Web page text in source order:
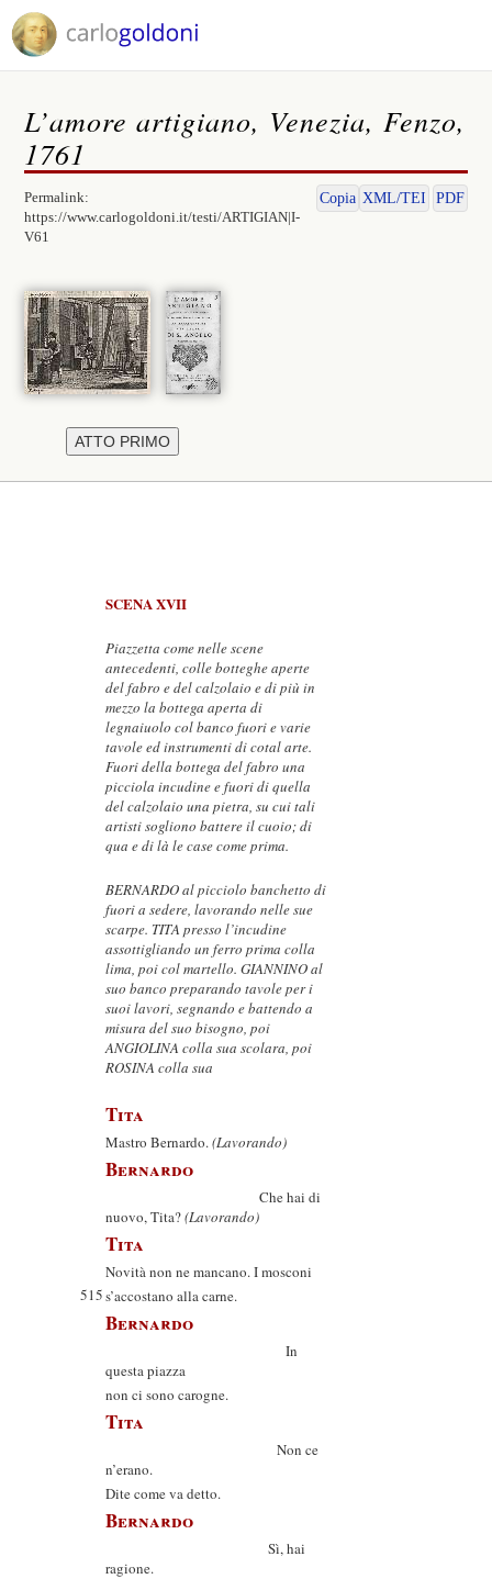
L’amore artigiano, Venezia, Fenzo,
1761
Permalink:
https://www.carlogoldoni.it/testi/ARTIGIAN|I-
V61
Copia XML/TEI PDF
SCENA XVII
Piazzetta come nelle scene
antecedenti, colle botteghe aperte
del fabro e del calzolaio e di più in
mezzo la bottega aperta di
legnaiuolo col banco fuori e varie
tavole ed instrumenti di cotal arte.
Fuori della bottega del fabro una
picciola incudine e fuori di quella
del calzolaio una pietra, su cui tali
artisti sogliono battere il cuoio; di
qua e di là le case come prima.
BERNARDO al picciolo banchetto di
fuori a sedere, lavorando nelle sue
scarpe. TITA presso l’incudine
assottigliando un ferro prima colla
lima, poi col martello. GIANNINO al
suo banco preparando tavole per i
suoi lavori, segnando e battendo a
misura del suo bisogno, poi
ANGIOLINA colla sua scolara, poi
ROSINA colla sua
Tita
Mastro Bernardo.(Lavorando)
Bernardo
Che hai di
nuovo, Tita?(Lavorando)
Tita
Novità non ne mancano. I mosconi
515s’accostano alla carne.
Bernardo
In
questa piazza
non ci sono carogne.
Tita
Non ce
n’erano.
Dite come va detto.
Bernardo
Sì, hai
ragione.